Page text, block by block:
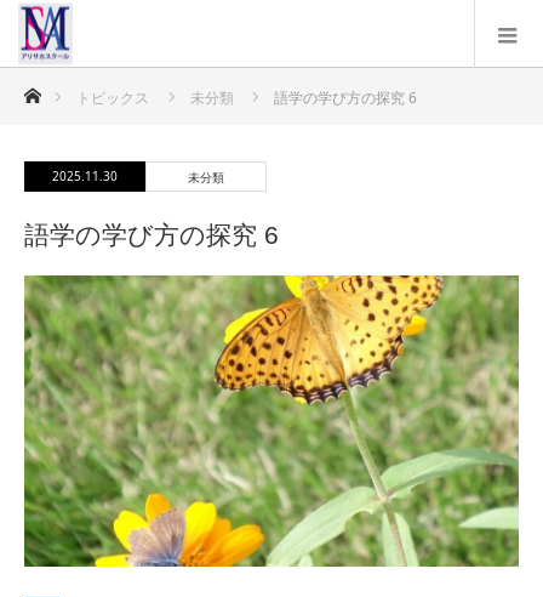
ホームトピックス 未分類 語学の学び方の探究 6
2025.11.30 未分類
語学の学び方の探究 6